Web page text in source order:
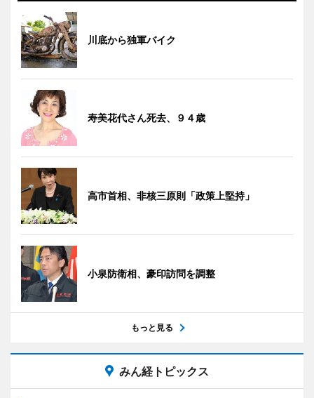
川底から独軍バイク
寿美花代さん死去、９４歳
高市首相、非核三原則「政策上堅持」
小泉防衛相、豪印訪問を調整
もっと見る
みん経トピックス